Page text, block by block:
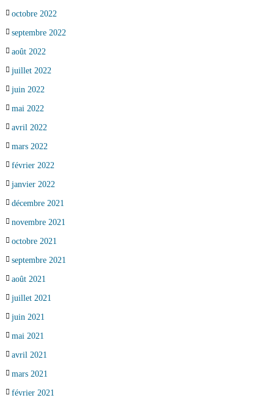
octobre 2022
septembre 2022
août 2022
juillet 2022
juin 2022
mai 2022
avril 2022
mars 2022
février 2022
janvier 2022
décembre 2021
novembre 2021
octobre 2021
septembre 2021
août 2021
juillet 2021
juin 2021
mai 2021
avril 2021
mars 2021
février 2021